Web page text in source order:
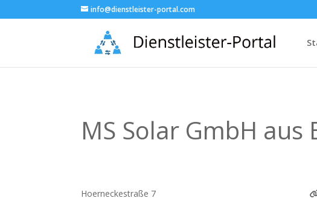
info@dienstleister-portal.com
MS Solar GmbH aus
Hoerneckestraße 7